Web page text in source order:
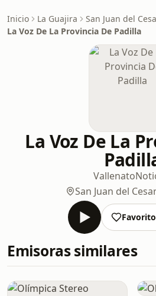
Inicio La Guajira
San Juan del
La Voz De La Provincia De Padilla
La Voz De La
Vallenato
San Juan del
Emisoras similares